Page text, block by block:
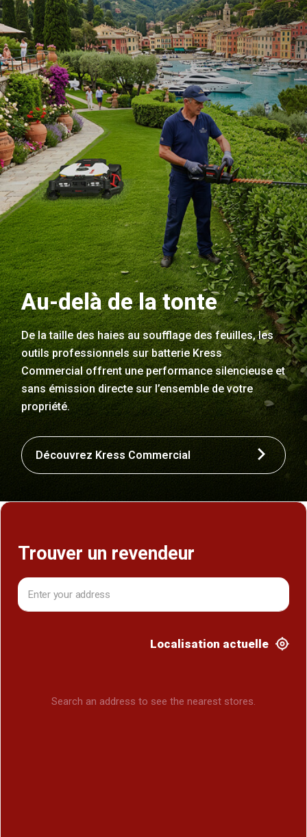
Au-delà de la tonte
De la taille des haies au soufflage des feuilles, les
outils professionnels sur batterie Kress
Commercial offrent une performance silencieuse et
sans émission directe sur l’ensemble de votre
propriété.
Découvrez Kress Commercial
Trouver un revendeur
Localisation actuelle
Search an address to see the nearest stores.